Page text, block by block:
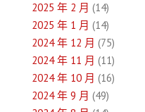
2025 年 2 月 (14)
2025 年 1 月 (14)
2024 年 12 月 (75)
2024 年 11 月 (11)
2024 年 10 月 (16)
2024 年 9 月 (49)